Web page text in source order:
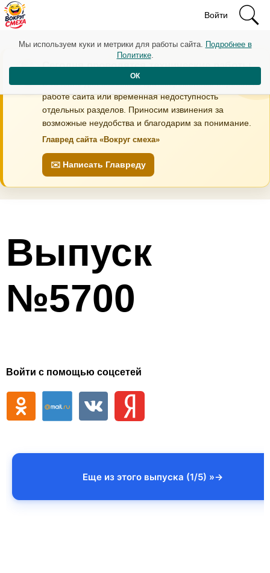
Войти
Сегодня проводятся технические работы
В течение дня возможны кратковременные перебои в
работе сайта или временная недоступность
отдельных разделов. Приносим извинения за
возможные неудобства и благодарим за понимание.
Главред сайта «Вокруг смеха»
✉️ Написать Главреду
Выпуск
№5700
Войти с помощью соцсетей
Еще из этого выпуска (1/5) »
Мы используем куки и метрики для работы сайта. Подробнее в
Политике.
ОК